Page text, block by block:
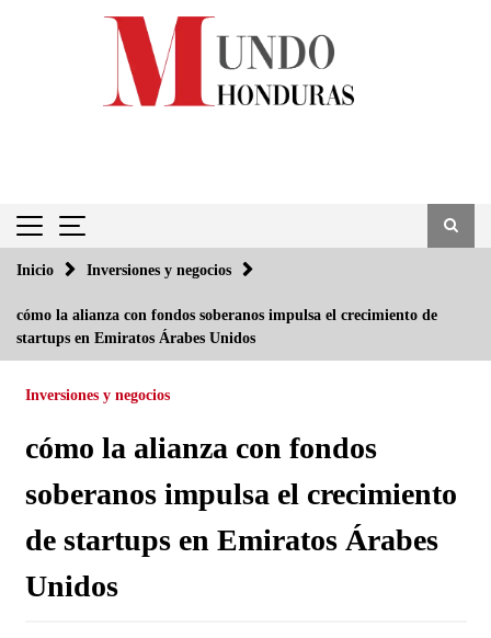
Inicio Inversiones y negocios
cómo la alianza con fondos soberanos impulsa el crecimiento de
startups en Emiratos Árabes Unidos
Inversiones y negocios
cómo la alianza con fondos
soberanos impulsa el crecimiento
de startups en Emiratos Árabes
Unidos